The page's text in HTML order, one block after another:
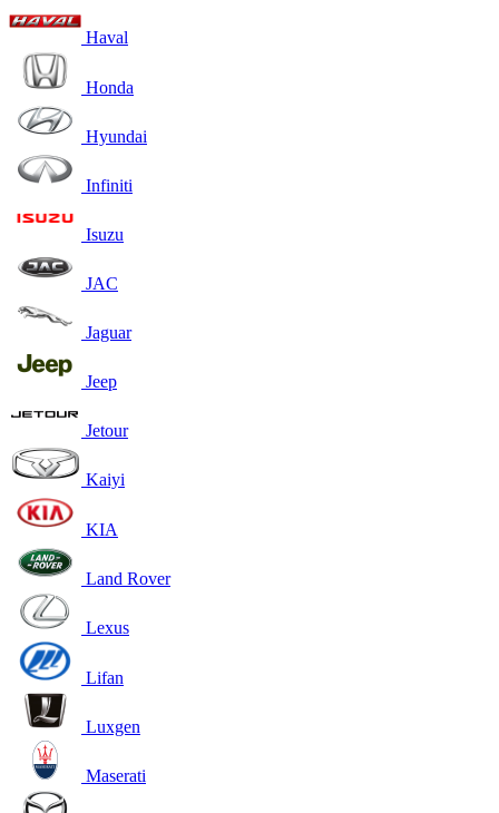
Haval
Honda
Hyundai
Infiniti
Isuzu
JAC
Jaguar
Jeep
Jetour
Kaiyi
KIA
Land Rover
Lexus
Lifan
Luxgen
Maserati